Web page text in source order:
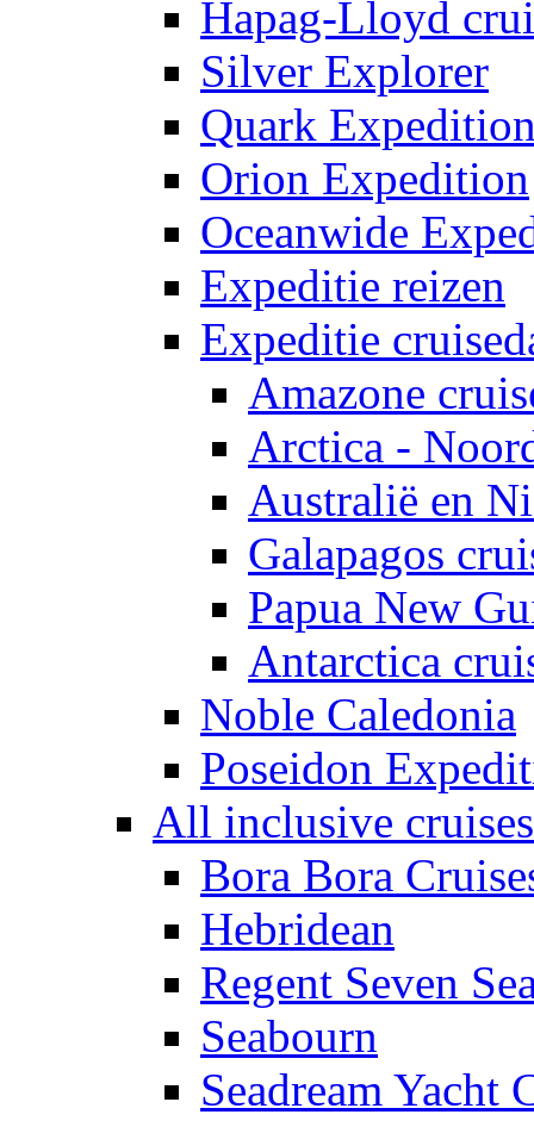
Hapag-Lloyd
Silver Explorer
Quark
Orion Expedition
Oceanwide
Expeditie reizen
Expeditie
Amazone
Arctica -
Australië en
Galapagos
Papua New
Antarctica
Noble Caledonia
Poseidon
All inclusive cruises
Bora Bora
Hebridean
Regent Seven
Seabourn
Seadream Yacht